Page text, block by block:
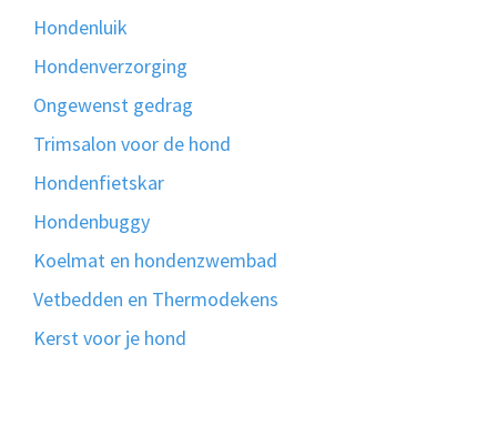
Hondenluik
Hondenverzorging
Ongewenst gedrag
Trimsalon voor de hond
Hondenfietskar
Hondenbuggy
Koelmat en hondenzwembad
Vetbedden en Thermodekens
Kerst voor je hond